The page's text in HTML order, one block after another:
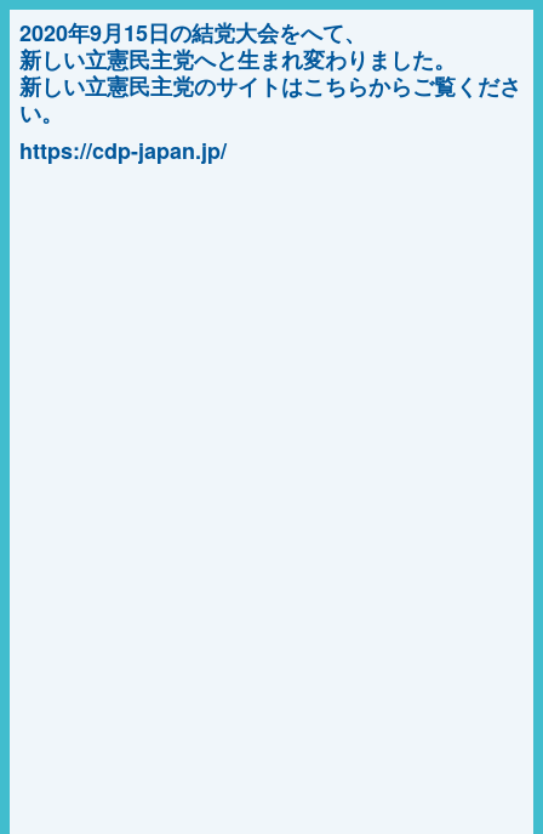
2020年9月15日の結党大会をへて、
新しい立憲民主党へと生まれ変わりました。
新しい立憲民主党のサイトはこちらからご覧くださ
い。
https://cdp-japan.jp/